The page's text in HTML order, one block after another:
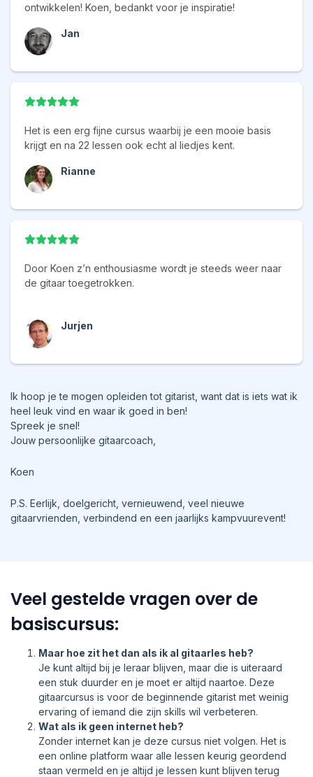
ontwikkelen! Koen, bedankt voor je inspiratie!
Jan
Het is een erg fijne cursus waarbij je een mooie basis
krijgt en na 22 lessen ook echt al liedjes kent.
Rianne
Door Koen z’n enthousiasme wordt je steeds weer naar
de gitaar toegetrokken.
Jurjen
Ik hoop je te mogen opleiden tot gitarist, want dat is iets wat ik
heel leuk vind en waar ik goed in ben!
Spreek je snel!
Jouw persoonlijke gitaarcoach,
Koen
P.S. Eerlijk, doelgericht, vernieuwend, veel nieuwe
gitaarvrienden, verbindend en een jaarlijks kampvuurevent!
Veel gestelde vragen over de
basiscursus:
Maar hoe zit het dan als ik al gitaarles heb?
Je kunt altijd bij je leraar blijven, maar die is uiteraard
een stuk duurder en je moet er altijd naartoe. Deze
gitaarcursus is voor de beginnende gitarist met weinig
ervaring of iemand die zijn skills wil verbeteren.
Wat als ik geen internet heb?
Zonder internet kan je deze cursus niet volgen. Het is
een online platform waar alle lessen keurig geordend
staan vermeld en je altijd je lessen kunt blijven terug